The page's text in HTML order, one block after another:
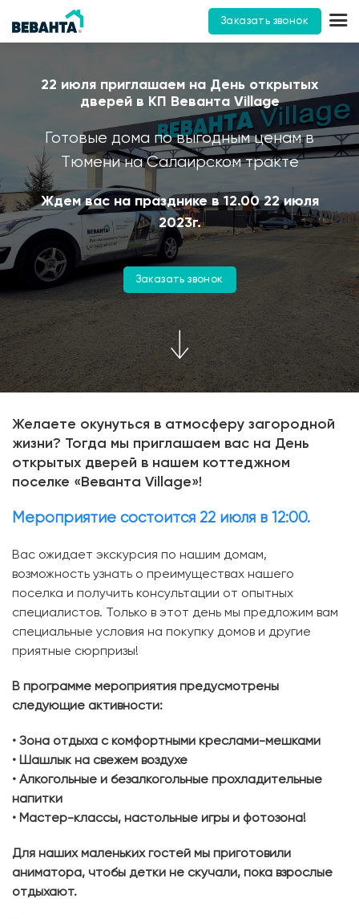
Заказать звонок
22 июля приглашаем на День открытых
дверей в КП Веванта Village
Готовые дома по выгодным ценам в
Тюмени на Салаирском тракте
Ждем вас на празднике в 12.00 22 июля
2023г.
Заказать звонок
Желаете окунуться в атмосферу загородной
жизни? Тогда мы приглашаем вас на День
открытых дверей в нашем коттеджном
поселке «Веванта Village»!
Мероприятие состоится 22 июля в 12:00.
Вас ожидает экскурсия по нашим домам,
возможность узнать о преимуществах нашего
поселка и получить консультации от опытных
специалистов. Только в этот день мы предложим вам
специальные условия на покупку домов и другие
приятные сюрпризы!
В программе мероприятия предусмотрены
следующие активности:
• Зона отдыха с комфортными креслами-мешками
• Шашлык на свежем воздухе
• Алкогольные и безалкогольные прохладительные
напитки
• Мастер-классы, настольные игры и фотозона!
Для наших маленьких гостей мы приготовили
аниматора, чтобы детки не скучали, пока взрослые
отдыхают.